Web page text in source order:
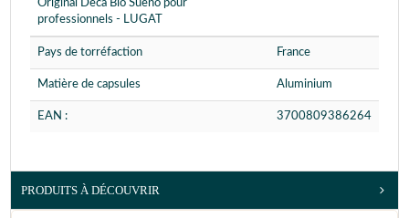
Original Deca Bio Sueno pour
professionnels - LUGAT
Pays de torréfaction France
Matière de capsules Aluminium
EAN : 3700809386264
PRODUITS À DÉCOUVRIR